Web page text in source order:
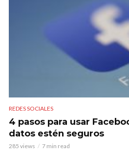
REDES SOCIALES
4 pasos para usar
datos estén seguros
285 views 7 min read